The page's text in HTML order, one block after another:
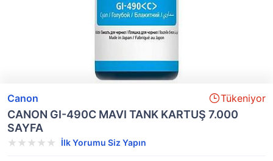
Canon Tükeniyor
CANON GI-490C MAVI TANK KARTUŞ 7.000
SAYFA
İlk Yorumu Siz Yapın